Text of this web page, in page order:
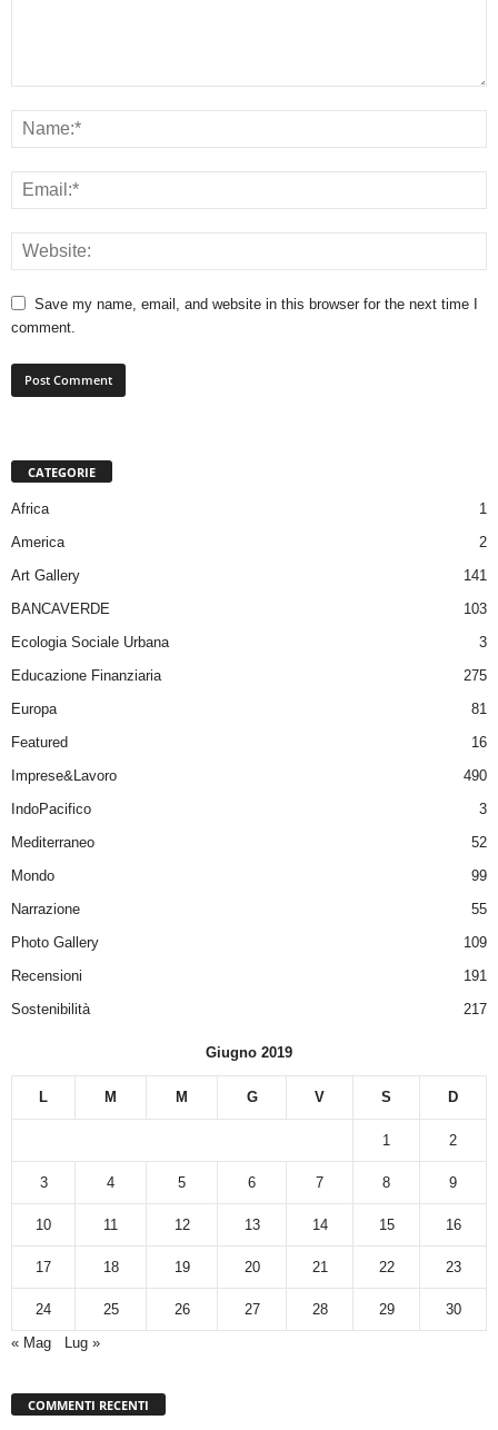
Save my name, email, and website in this browser for the next time I
comment.
CATEGORIE
Africa
1
America
2
Art Gallery
141
BANCAVERDE
103
Ecologia Sociale Urbana
3
Educazione Finanziaria
275
Europa
81
Featured
16
Imprese&Lavoro
490
IndoPacifico
3
Mediterraneo
52
Mondo
99
Narrazione
55
Photo Gallery
109
Recensioni
191
Sostenibilità
217
Giugno 2019
L M M G V S D
1 2
3 4 5 6 7 8 9
10 11 12 13 14 15 16
17 18 19 20 21 22 23
24 25 26 27 28 29
30
« Mag
Lug »
COMMENTI RECENTI